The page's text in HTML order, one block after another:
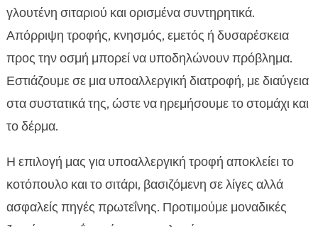
γλουτένη σιταριού και ορισμένα συντηρητικά.
Απόρριψη τροφής, κνησμός, εμετός ή δυσαρέσκεια
προς την οσμή μπορεί να υποδηλώνουν πρόβλημα.
Εστιάζουμε σε μια υποαλλεργική διατροφή, με διαύγεια
στα συστατικά της, ώστε να ηρεμήσουμε το στομάχι και
το δέρμα.
Η επιλογή μας για υποαλλεργική τροφή αποκλείει το
κοτόπουλο και το σιτάρι, βασιζόμενη σε λίγες αλλά
ασφαλείς πηγές πρωτεΐνης. Προτιμούμε μοναδικές